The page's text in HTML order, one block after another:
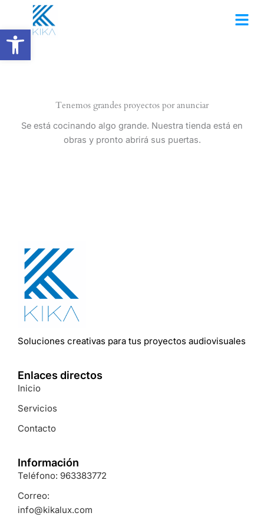
Abrir barra de herramientas
contenido
Tenemos grandes proyectos por anunciar
Se está cocinando algo grande. Nuestra tienda está en
obras y pronto abrirá sus puertas.
Soluciones creativas para tus proyectos audiovisuales
Enlaces directos
Inicio
Servicios
Contacto
Información
Teléfono: 963383772
Correo:
info@kikalux.com